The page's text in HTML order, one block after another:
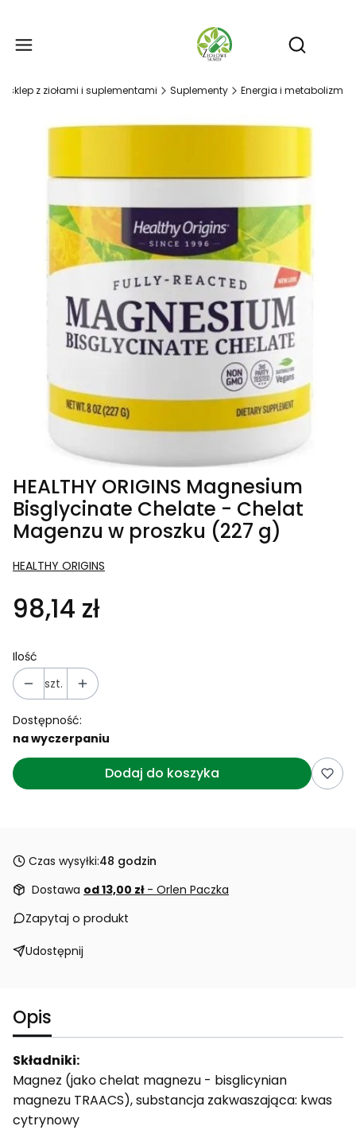
Otwórz
- sklep z ziołami i suplementami Suplementy Energia i metabolizm
HEALTHY ORIGINS Magnesium
Bisglycinate Chelate - Chelat
Magenzu w proszku (227 g)
HEALTHY ORIGINS
98,14 zł
Ilość
szt.
Dostępność:
na wyczerpaniu
Dodaj do koszyka
Czas wysyłki:48 godzin
Dostawa od 13,00 zł - Orlen Paczka
Zapytaj o produkt
Udostępnij
Opis
Składniki:
Magnez (jako chelat magnezu - bisglicynian
magnezu TRAACS), substancja zakwaszająca: kwas
cytrynowy